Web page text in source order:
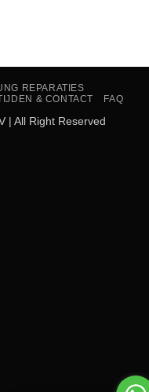
REPARATIES
& CONTACT FAQ
| All Right Reserved